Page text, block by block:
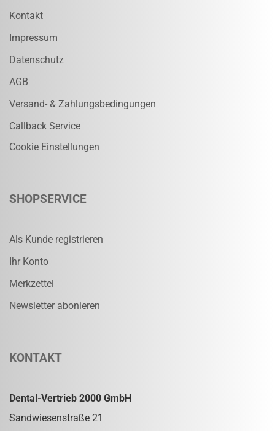
Kontakt
Impressum
Datenschutz
AGB
Versand- & Zahlungsbedingungen
Callback Service
Cookie Einstellungen
SHOPSERVICE
Als Kunde registrieren
Ihr Konto
Merkzettel
Newsletter abonieren
KONTAKT
Dental-Vertrieb 2000 GmbH
Sandwiesenstraße 21